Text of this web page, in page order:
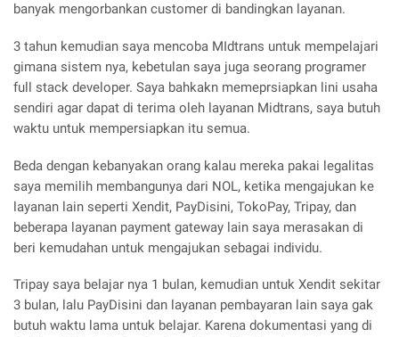
banyak mengorbankan customer di bandingkan layanan.
3 tahun kemudian saya mencoba MIdtrans untuk mempelajari
gimana sistem nya, kebetulan saya juga seorang programer
full stack developer. Saya bahkakn memeprsiapkan lini usaha
sendiri agar dapat di terima oleh layanan Midtrans, saya butuh
waktu untuk mempersiapkan itu semua.
Beda dengan kebanyakan orang kalau mereka pakai legalitas
saya memilih membangunya dari NOL, ketika mengajukan ke
layanan lain seperti Xendit, PayDisini, TokoPay, Tripay, dan
beberapa layanan payment gateway lain saya merasakan di
beri kemudahan untuk mengajukan sebagai individu.
Tripay saya belajar nya 1 bulan, kemudian untuk Xendit sekitar
3 bulan, lalu PayDisini dan layanan pembayaran lain saya gak
butuh waktu lama untuk belajar. Karena dokumentasi yang di